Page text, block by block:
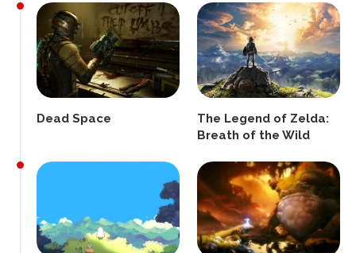
Dead Space
The Legend of Zelda:
Breath of the Wild